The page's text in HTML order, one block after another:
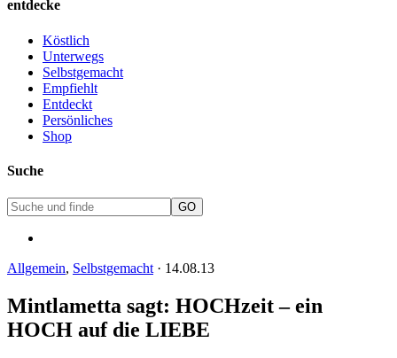
entdecke
Köstlich
Unterwegs
Selbstgemacht
Empfiehlt
Entdeckt
Persönliches
Shop
Suche
Allgemein, Selbstgemacht · 14.08.13
Mintlametta sagt: HOCHzeit – ein
HOCH auf die LIEBE